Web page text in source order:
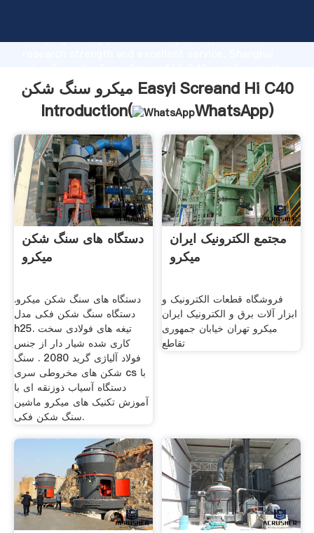
Grasping strong production capability, advanced
the value and bring values to all of customers.
میکرو سنگ شکن Easyi Screand Hi C40
Introduction(
WhatsApp)
دستگاه های سنگ شکن
میکرو
دستگاه های سنگ شکن میکرو.
دستگاه سنگ شکن فکی مدل
h25. تیغه های فولادی سخت
کاری شده شیار دار از جنس
فولاد آلیاژی گرید 2080 . سنگ
شکن های مخروطی سری cs با
دستگاه آسیاب ذوزنقه ای با
آموزش تکنیک های میکرو ماشین
سنگ شکن فکی.
مجتمع الکترونیک ایران
میکرو
فروشگاه قطعات الکترونیک و
ابزار آلات برق و الکترونیک ایران
میکرو تهران خیابان جمهوری
تقاطع